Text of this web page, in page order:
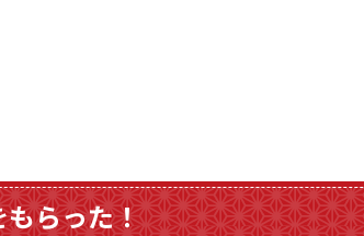
らった！